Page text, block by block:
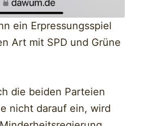
ein Erpressungsspiel
Art mit SPD und Grüne
die beiden Parteien
nicht darauf ein, wird